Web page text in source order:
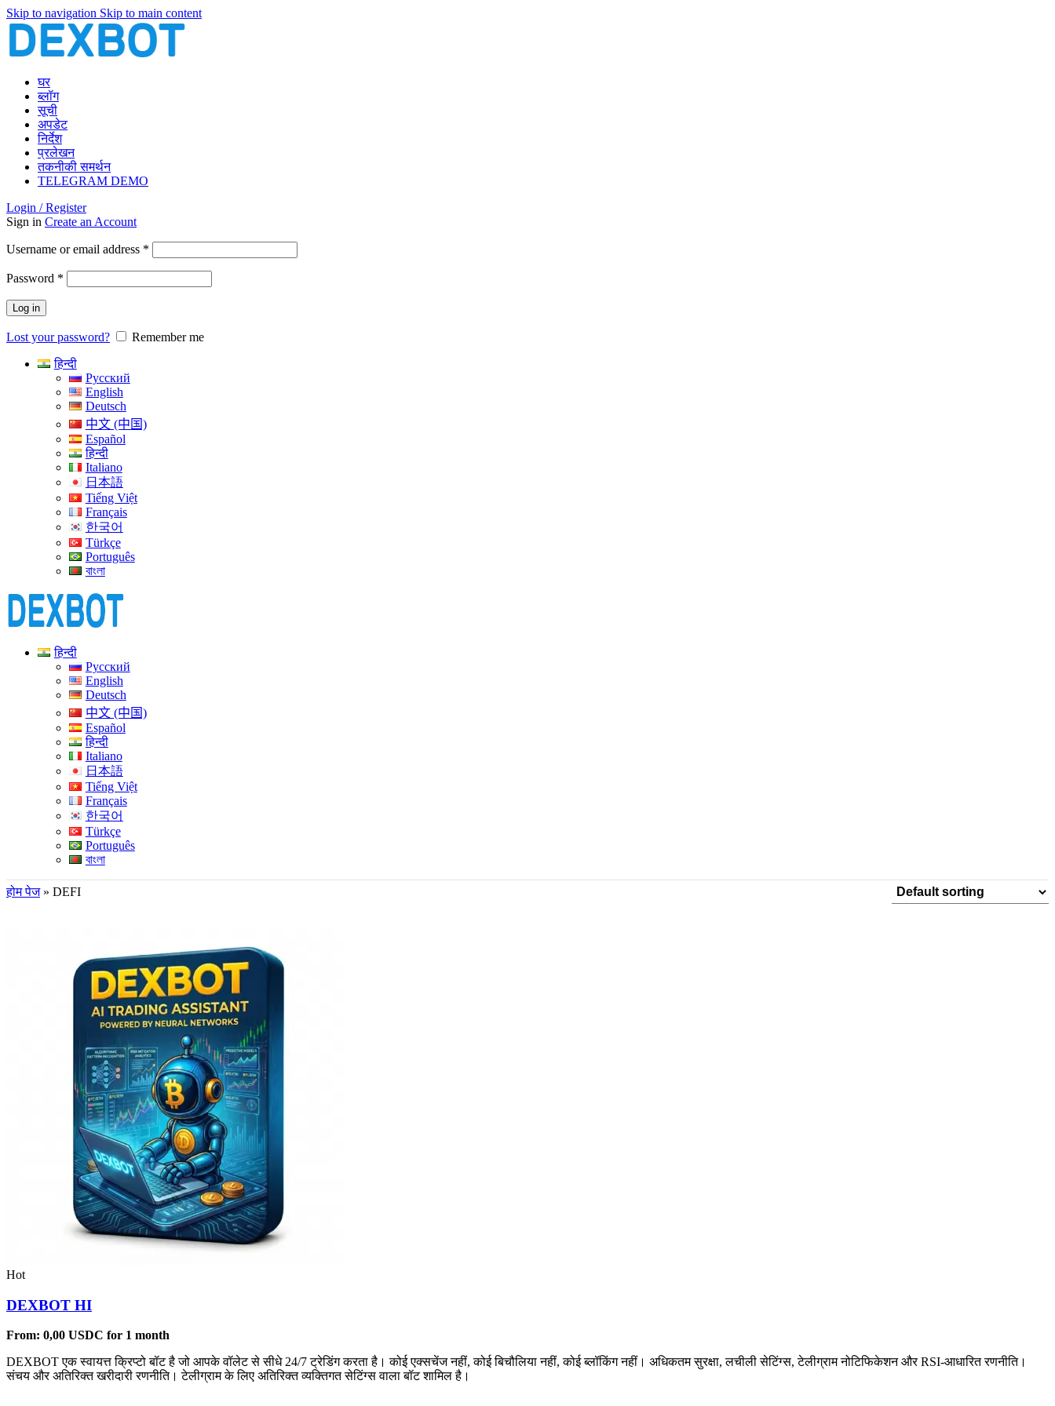
Skip to navigation Skip to main content
घर
ब्लॉग
सूची
अपडेट
निर्देश
प्रलेखन
तकनीकी समर्थन
TELEGRAM DEMO
Login / Register
Sign in Create an Account
Username or email address *
Password *
Log in
Lost your password?
Remember me
हिन्दी
Русский
English
Deutsch
中文 (中国)
Español
हिन्दी
Italiano
日本語
Tiếng Việt
Français
한국어
Türkçe
Português
বাংলা
हिन्दी
Русский
English
Deutsch
中文 (中国)
Español
हिन्दी
Italiano
日本語
Tiếng Việt
Français
한국어
Türkçe
Português
বাংলা
होम पेज» DEFI
Hot
DEXBOT HI
From: 0,00 USDC for 1 month
DEXBOT एक स्वायत्त क्रिप्टो बॉट है जो आपके वॉलेट से सीधे 24/7 ट्रेडिंग करता है। कोई एक्सचेंज नहीं, कोई बिचौलिया नहीं, कोई ब्लॉकिंग नहीं। अधिकतम सुरक्षा, लचीली सेटिंग्स, टेलीग्राम नोटिफिकेशन और RSI-आधारित रणनीति।
संचय और अतिरिक्त खरीदारी रणनीति। टेलीग्राम के लिए अतिरिक्त व्यक्तिगत सेटिंग्स वाला बॉट शामिल है।